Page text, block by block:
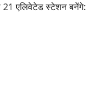
21 एलिवेटेड स्टेशन बनेंगे: